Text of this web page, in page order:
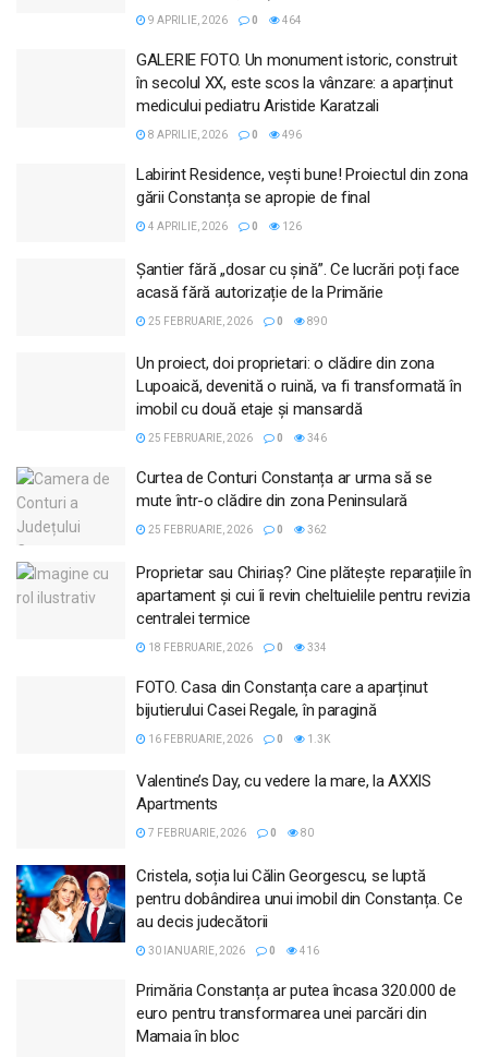
9 APRILIE, 2026 0 464
GALERIE FOTO. Un monument istoric, construit
în secolul XX, este scos la vânzare: a aparținut
medicului pediatru Aristide Karatzali
8 APRILIE, 2026 0 496
Labirint Residence, vești bune! Proiectul din zona
gării Constanța se apropie de final
4 APRILIE, 2026 0 126
Șantier fără „dosar cu șină”. Ce lucrări poți face
acasă fără autorizație de la Primărie
25 FEBRUARIE, 2026 0 890
Un proiect, doi proprietari: o clădire din zona
Lupoaică, devenită o ruină, va fi transformată în
imobil cu două etaje și mansardă
25 FEBRUARIE, 2026 0 346
Curtea de Conturi Constanța ar urma să se
mute într-o clădire din zona Peninsulară
25 FEBRUARIE, 2026 0 362
Proprietar sau Chiriaș? Cine plătește reparațiile în
apartament și cui îi revin cheltuielile pentru revizia
centralei termice
18 FEBRUARIE, 2026 0 334
FOTO. Casa din Constanța care a aparținut
bijutierului Casei Regale, în paragină
16 FEBRUARIE, 2026 0 1.3K
Valentine’s Day, cu vedere la mare, la AXXIS
Apartments
7 FEBRUARIE, 2026 0 80
Cristela, soția lui Călin Georgescu, se luptă
pentru dobândirea unui imobil din Constanța. Ce
au decis judecătorii
30 IANUARIE, 2026 0 416
Primăria Constanța ar putea încasa 320.000 de
euro pentru transformarea unei parcări din
Mamaia în bloc